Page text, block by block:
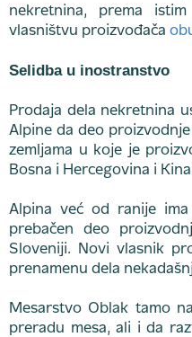
nekretnina, prema
vlasništvu proizvođača
Selidba u inostranstvo
Prodaja dela nekretnina
Alpine da deo
zemljama u koje je
Bosna i Hercegovina i
Alpina već od ranije
prebačen deo
Sloveniji. Novi vlasnik
prenamenu dela
Mesarstvo Oblak tamo
preradu mesa, ali i da